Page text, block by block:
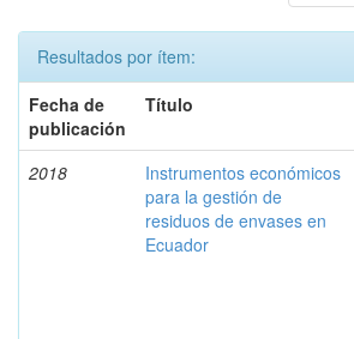
Resultados por ítem:
Fecha de
publicación
Título
2018
Instrumentos económicos
para la gestión de
residuos de envases en
Ecuador